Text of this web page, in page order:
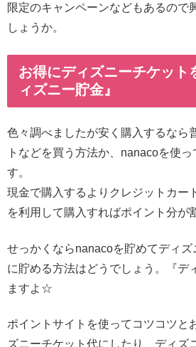
限定のキャンペーンなどもあるので
しょうか。
お得にディズニーチケット
ィズニー貯金』
色々調べましたが安く購入するなら
トなどを買う方法か、nanacoを使
す。
現金で購入するよりクレジットカー
を利用して購入すればポイント分が
せっかくならnanacoを貯めてディ
に貯める方法はどうでしょう。『デ
ますよ☆
ポイントサイトを使ってコツコツと
ズニーチケット代にしたり、ディズ